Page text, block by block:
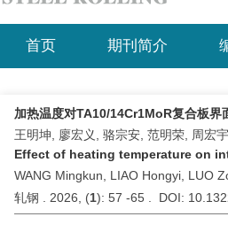
首页 期刊简介
加热温度对TA10/14Cr1MoR复合板界
王明坤, 廖宏义, 骆宗安, 范明荣, 周宏宇
Effect of heating temperature on
WANG Mingkun, LIAO Hongyi, LUO
轧钢 . 2026, (1): 57 -65 . DOI: